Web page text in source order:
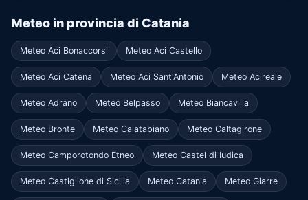
Meteo in provincia di Catania
Meteo Aci Bonaccorsi Meteo Aci Castello
Meteo Aci Catena Meteo Aci Sant'Antonio Meteo Acireale
Meteo Adrano Meteo Belpasso Meteo Biancavilla
Meteo Bronte Meteo Calatabiano Meteo Caltagirone
Meteo Camporotondo Etneo Meteo Castel di Iudica
Meteo Castiglione di Sicilia Meteo Catania Meteo Giarre